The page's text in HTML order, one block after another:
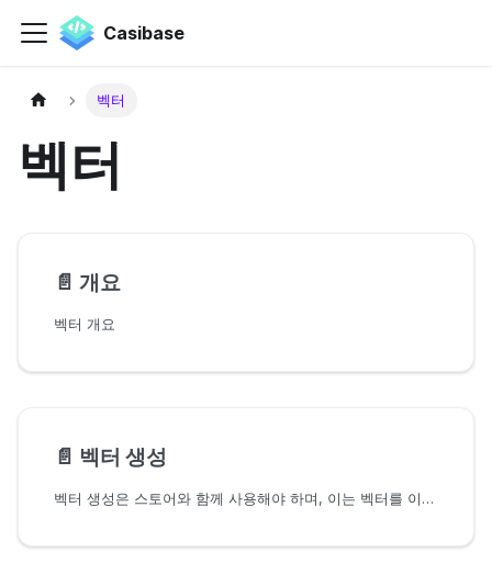
Casibase
벡터
벡터
📄️ 개요
벡터 개요
📄️ 벡터 생성
벡터 생성은 스토어와 함께 사용해야 하며, 이는 벡터를 이해하기 전에 스토어를 이해해야 한다는 것을 의미합니다.